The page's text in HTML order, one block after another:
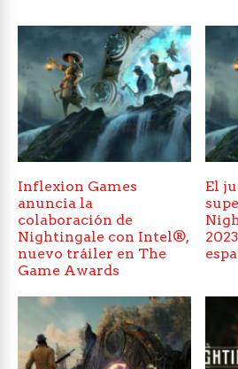
Inflexion Games
anuncia la
colaboración de
Nightingale con Intel®,
nuevo tráiler en The
Game Awards
El